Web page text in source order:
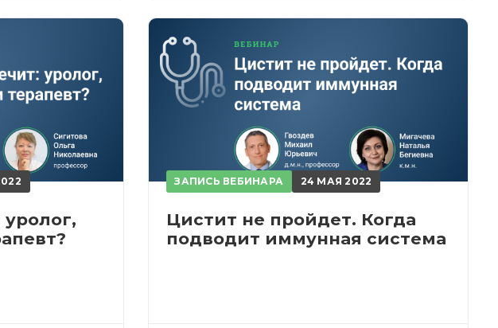
ЗАПИСЬ ВЕБИНАРА 24 МАЯ 2022
Цистит не пройдет. Когда
подводит иммунная система